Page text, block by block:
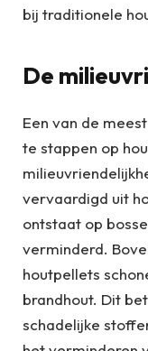
bij traditionele
De
Een van de
te stappen op
vervaardigd uit
ontstaat op
verminderd.
houtpellets
brandhout. Dit
schadelijke